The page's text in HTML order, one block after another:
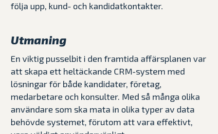
följa upp, kund- och kandidatkontakter.
Utmaning
En viktig pusselbit i den framtida affärsplanen var
att skapa ett heltäckande CRM-system med
lösningar för både kandidater, företag,
medarbetare och konsulter. Med så många olika
användare som ska mata in olika typer av data
behövde systemet, förutom att vara effektivt,